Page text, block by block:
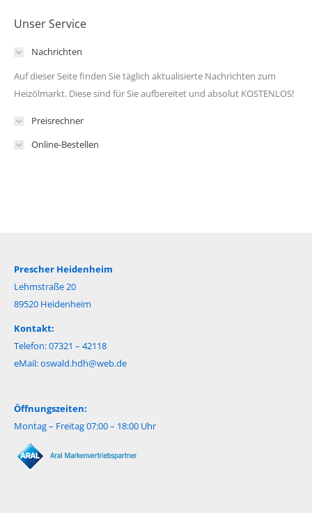
Unser Service
Nachrichten
Auf dieser Seite finden Sie täglich aktualisierte Nachrichten zum
Heizölmarkt. Diese sind für Sie aufbereitet und absolut KOSTENLOS!
Preisrechner
Online-Bestellen
Prescher Heidenheim
Lehmstraße 20
89520 Heidenheim
Kontakt:
Telefon: 07321 – 42118
eMail:oswald.hdh@web.de
Öffnungszeiten:
Montag – Freitag 07:00 – 18:00 Uhr